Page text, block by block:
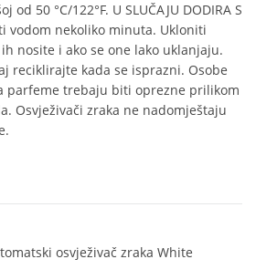
50 °C/122°F. U SLUČAJU DODIRA S
vodom nekoliko minuta. Ukloniti
nosite i ako se one lako uklanjaju.
reciklirajte kada se isprazni. Osobe
parfeme trebaju biti oprezne prilikom
Osvježivači zraka ne nadomještaju
osvježivač zraka White